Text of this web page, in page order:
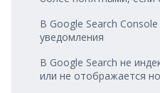
В Google Search
уведомления
В Google Search не
или не отображается